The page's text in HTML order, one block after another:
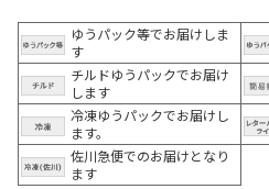
ゆうパック等でお届けしま
す
チルドゆうパックでお届け
します
冷凍ゆうパックでお届けし
ます。
佐川急便でのお届けとなり
ます